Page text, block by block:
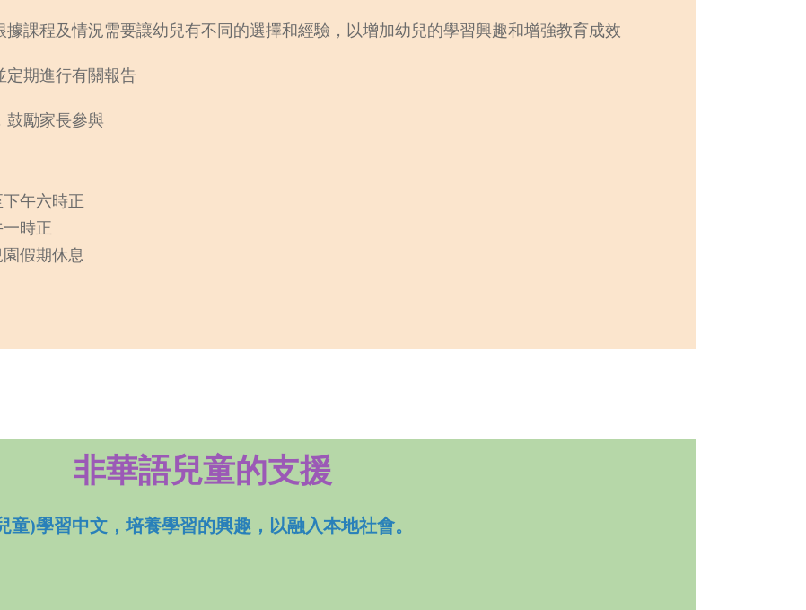
課程及情況需要讓幼兒有不同的選擇和經驗，以增加幼兒的學習興趣和增強教育成效
定期進行有關報告
鼓勵家長參與
午六時正
時正
期休息
非華語兒童的支援​​​​​​​
)學習中文，培養學習的興趣，以融入本地社會。